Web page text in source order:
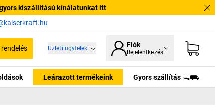
kiszállítású kínálatunkat itt
Üzleti ügyfelek Fiók
Bejelentkezés
Leárazott termékeink Gyors szállítás ᯓ⛟